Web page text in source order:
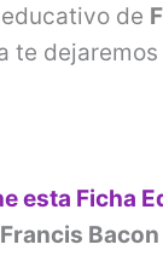
de
te
esta Ficha
Francis